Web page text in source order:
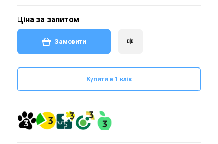
Ціна за запитом
Замовити
Купити в 1 клік